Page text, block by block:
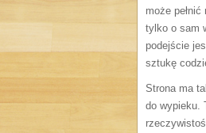
może
tylko o sam
podejście
sztukę
Strona ma
do wypieku.